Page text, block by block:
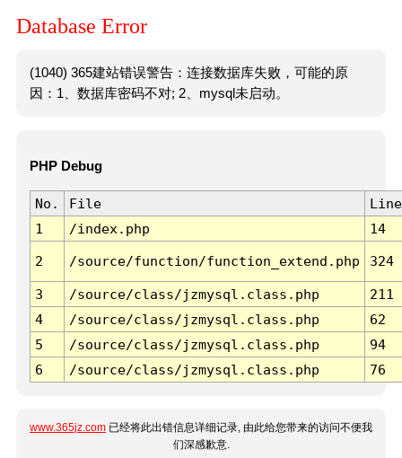
Database Error
(1040) 365建站错误警告：连接数据库失败，可能的原
因：1、数据库密码不对; 2、mysql未启动。
PHP Debug
No. File
Line
1
/index.php 14
2 /source/function/function_extend.php 324
3 /source/class/jzmysql.class.php
211
4
/source/class/jzmysql.class.php
62
5
/source/class/jzmysql.class.php
94
6
/source/class/jzmysql.class.php 76
www.365jz.com 已经将此出错信息详细记录, 由此给您带来的访问不便我
们深感歉意.